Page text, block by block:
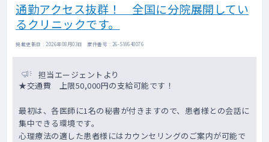
通勤アクセス抜群！ 全国に分院展開してい
るクリニックです。
掲載更新日 : 2026年08月03日 案件番号 : 26-SW648076
担当エージェントより
★交通費 上限50,000円の支給可能です！
最初は、各医師に1名の秘書が付きますので、患者様との会話に
集中できる環境です。
心理療法の適した患者様にはカウンセリングのご案内が可能で